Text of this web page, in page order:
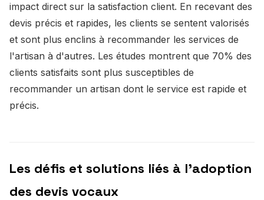
impact direct sur la satisfaction client. En recevant des
devis précis et rapides, les clients se sentent valorisés
et sont plus enclins à recommander les services de
l'artisan à d'autres. Les études montrent que 70% des
clients satisfaits sont plus susceptibles de
recommander un artisan dont le service est rapide et
précis.
Les défis et solutions liés à l'adoption
des devis vocaux